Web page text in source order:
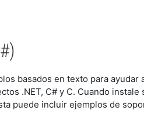
basados en texto para
.NET, C# y C. Cuando
puede incluir ejemplos de